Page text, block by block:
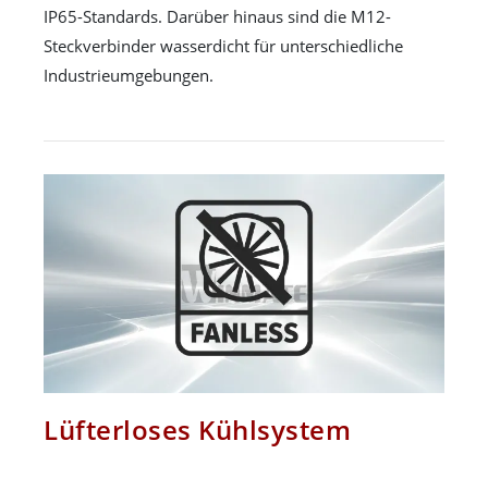
IP65-Standards. Darüber hinaus sind die M12-
Steckverbinder wasserdicht für unterschiedliche
Industrieumgebungen.
Lüfterloses Kühlsystem